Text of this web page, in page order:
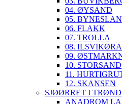
04. ØYSAND
05.
06. FLAKK
07. TROLLA
08. ILSVIKØRA
09.
10. STORSAND
11.
12. SKANSEN
SJØØRRET I
ANADROM